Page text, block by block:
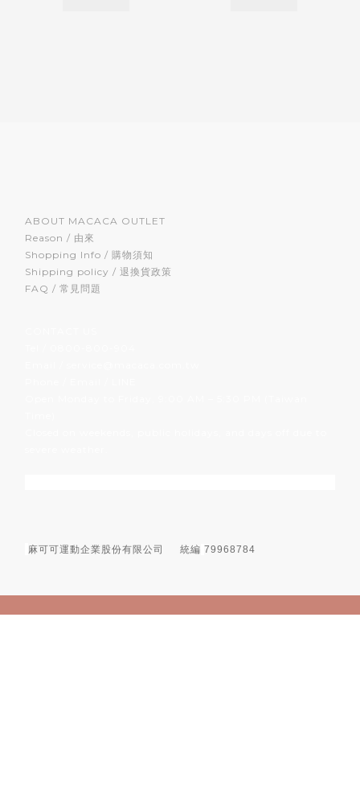
ABOUT MACACA OUTLET
Reason / 由來
Shopping Info / 購物須知
Shipping policy / 退換貨政策
FAQ / 常見問題
麻可可運動企業股份有限公司 統編 79968784